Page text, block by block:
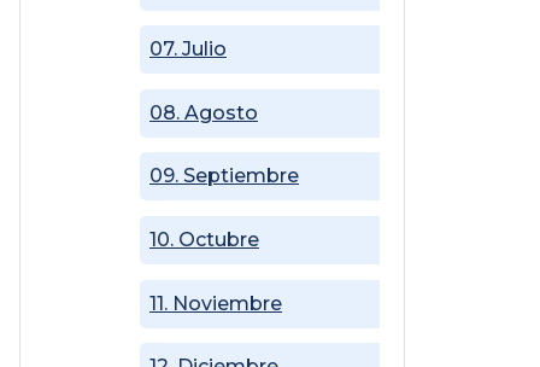
07. Julio
08. Agosto
09. Septiembre
10. Octubre
11. Noviembre